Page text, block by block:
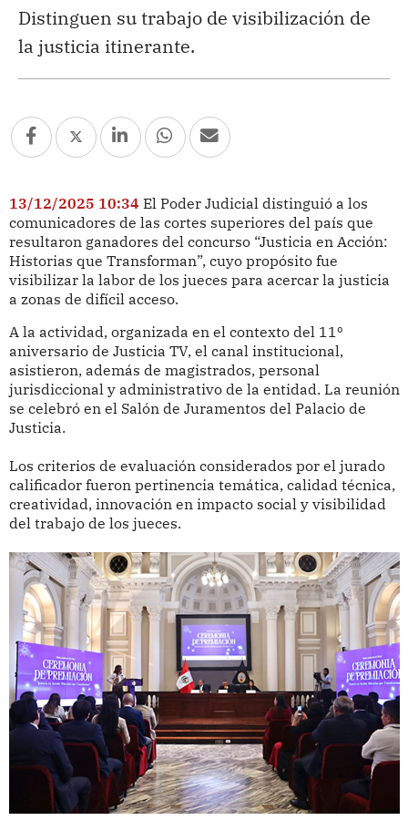
Distinguen su trabajo de visibilización de
la justicia itinerante.
13/12/2025 10:34 El Poder Judicial distinguió a los
comunicadores de las cortes superiores del país que
resultaron ganadores del concurso “Justicia en Acción:
Historias que Transforman”, cuyo propósito fue
visibilizar la labor de los jueces para acercar la justicia
a zonas de difícil acceso.
A la actividad, organizada en el contexto del 11º
aniversario de Justicia TV, el canal institucional,
asistieron, además de magistrados, personal
jurisdiccional y administrativo de la entidad. La reunión
se celebró en el Salón de Juramentos del Palacio de
Justicia.
Los criterios de evaluación considerados por el jurado
calificador fueron pertinencia temática, calidad técnica,
creatividad, innovación en impacto social y visibilidad
del trabajo de los jueces.